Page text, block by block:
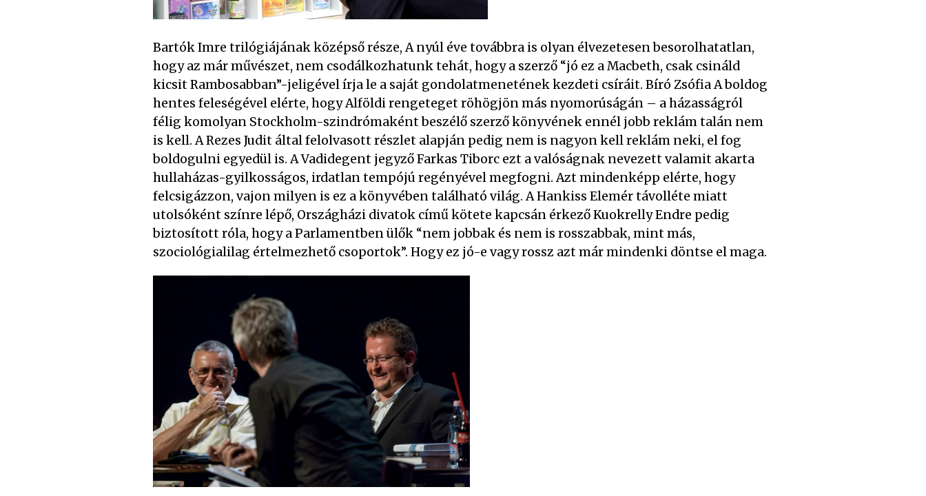
Bartók Imre trilógiájának középső része, A nyúl éve továbbra is olyan élvezetesen besorolhatatlan,
hogy az már művészet, nem csodálkozhatunk tehát, hogy a szerző “jó ez a Macbeth, csak csináld
kicsit Rambosabban”-jeligével írja le a saját gondolatmenetének kezdeti csíráit. Bíró Zsófia A boldog
hentes feleségével elérte, hogy Alföldi rengeteget röhögjön más nyomorúságán – a házasságról
félig komolyan Stockholm-szindrómaként beszélő szerző könyvének ennél jobb reklám talán nem
is kell. A Rezes Judit által felolvasott részlet alapján pedig nem is nagyon kell reklám neki, el fog
boldogulni egyedül is. A Vadidegent jegyző Farkas Tiborc ezt a valóságnak nevezett valamit akarta
hullaházas-gyilkosságos, irdatlan tempójú regényével megfogni. Azt mindenképp elérte, hogy
felcsigázzon, vajon milyen is ez a könyvében található világ. A Hankiss Elemér távolléte miatt
utolsóként színre lépő, Országházi divatok című kötete kapcsán érkező Kuokrelly Endre pedig
biztosított róla, hogy a Parlamentben ülők “nem jobbak és nem is rosszabbak, mint más,
szociológialilag értelmezhető csoportok”. Hogy ez jó-e vagy rossz azt már mindenki döntse el maga.